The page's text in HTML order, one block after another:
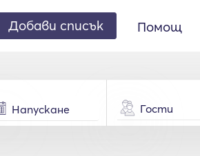
Добави списък Помощ
Гости